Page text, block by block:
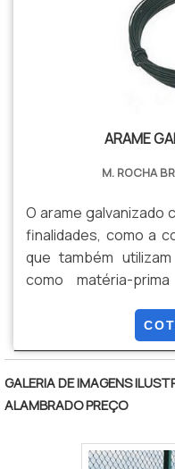
ARAME
M. ROCHA
O arame galvanizado
finalidades, como a
que também
como matéria-
valor do arame
empresas que
tão duradouro e
tempo, ou seja, é
GALERIA DE IMAGENS
ALAMBRADO PREÇO